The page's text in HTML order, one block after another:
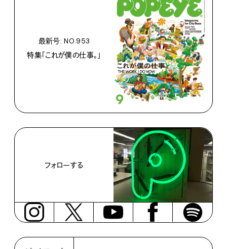
最新号: NO.953
特集「これが僕の仕事。」
フォローする